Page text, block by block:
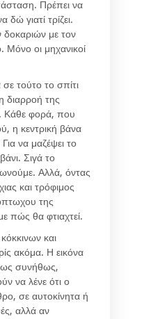
Πρέπει να
γιατί τρίζει.
δοκαριών με τον
Μόνο οι μηχανικοί
τούτο το σπίτι
διαρροή της
Κάθε φορά, που
η κεντρική βάνα
Για να μαζέψει το
Σιγά το
Αλλά, όντας
και τρόφιμος
της
πώς θα φτιαχτεί.
και
ακόμα. Η εικόνα
ως συνήθως,
να λένε ότι ο
σε αυτοκίνητα ή
αλλά αν